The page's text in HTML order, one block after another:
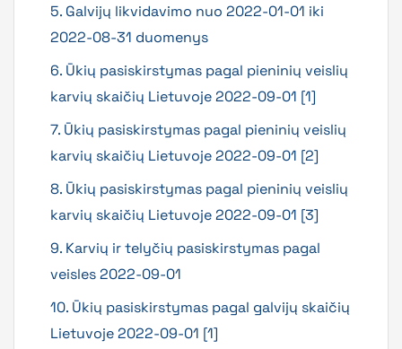
5. Galvijų likvidavimo nuo 2022-01-01 iki
2022-08-31 duomenys
6. Ūkių pasiskirstymas pagal pieninių veislių
karvių skaičių Lietuvoje 2022-09-01 [1]
7. Ūkių pasiskirstymas pagal pieninių veislių
karvių skaičių Lietuvoje 2022-09-01 [2]
8. Ūkių pasiskirstymas pagal pieninių veislių
karvių skaičių Lietuvoje 2022-09-01 [3]
9. Karvių ir telyčių pasiskirstymas pagal
veisles 2022-09-01
10. Ūkių pasiskirstymas pagal galvijų skaičių
Lietuvoje 2022-09-01 [1]